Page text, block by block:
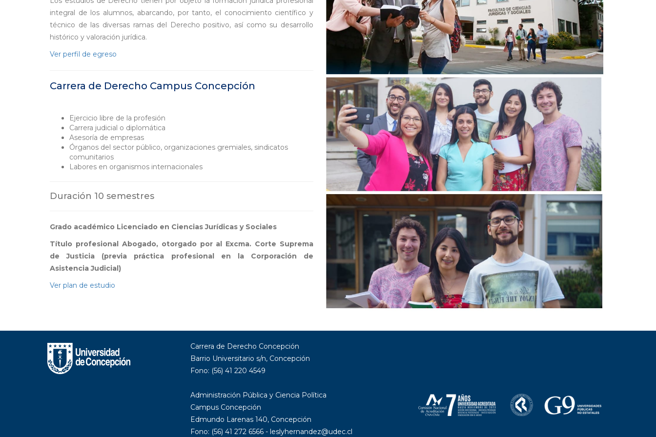
integral de los alumnos, abarcando, por tanto, el conocimiento científico y
técnico de las diversas ramas del Derecho positivo, así como su desarrollo
histórico y valoración jurídica.
Ver perfil de egreso
Carrera de Derecho Campus Concepción
Ejercicio libre de la profesión
Carrera judicial o diplomática
Asesoría de empresas
Órganos del sector público, organizaciones gremiales, sindicatos
comunitarios
Labores en organismos internacionales
Duración 10 semestres
Grado académico Licenciado en Ciencias Jurídicas y Sociales
Título profesional Abogado, otorgado por al Excma. Corte Suprema
de Justicia (previa práctica profesional en la Corporación de
Asistencia Judicial)
Ver plan de estudio
Carrera de Derecho Concepción
Barrio Universitario s/n, Concepción
Fono: (56) 41 220 4549
Administración Pública y Ciencia Política
Campus Concepción
Edmundo Larenas 140, Concepción
Fono: (56) 41 272 6566 - leslyhernandez@udec.cl